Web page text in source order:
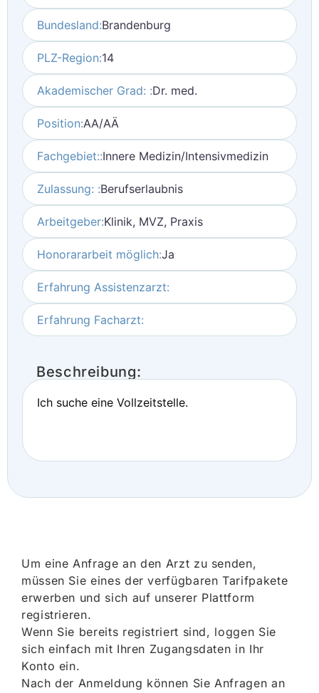
Bundesland:Brandenburg
PLZ-Region:14
Akademischer Grad: :Dr. med.
Position:AA/AÄ
Fachgebiet::Innere Medizin/Intensivmedizin
Zulassung: :Berufserlaubnis
Arbeitgeber:Klinik, MVZ, Praxis
Honorararbeit möglich:Ja
Erfahrung Assistenzarzt:
Erfahrung Facharzt:
Beschreibung:
Ich suche eine Vollzeitstelle.
Um eine Anfrage an den Arzt zu senden,
müssen Sie eines der verfügbaren Tarifpakete
erwerben und sich auf unserer Plattform
registrieren.
Wenn Sie bereits registriert sind, loggen Sie
sich einfach mit Ihren Zugangsdaten in Ihr
Konto ein.
Nach der Anmeldung können Sie Anfragen an